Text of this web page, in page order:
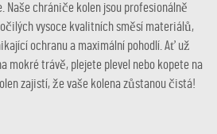
Naše chrániče kolen jsou profesionálně
vysoce kvalitních směsí materiálů,
ochranu a maximální pohodlí. Ať už
mokré trávě, plejete plevel nebo kopete na
zajistí, že vaše kolena zůstanou čistá!